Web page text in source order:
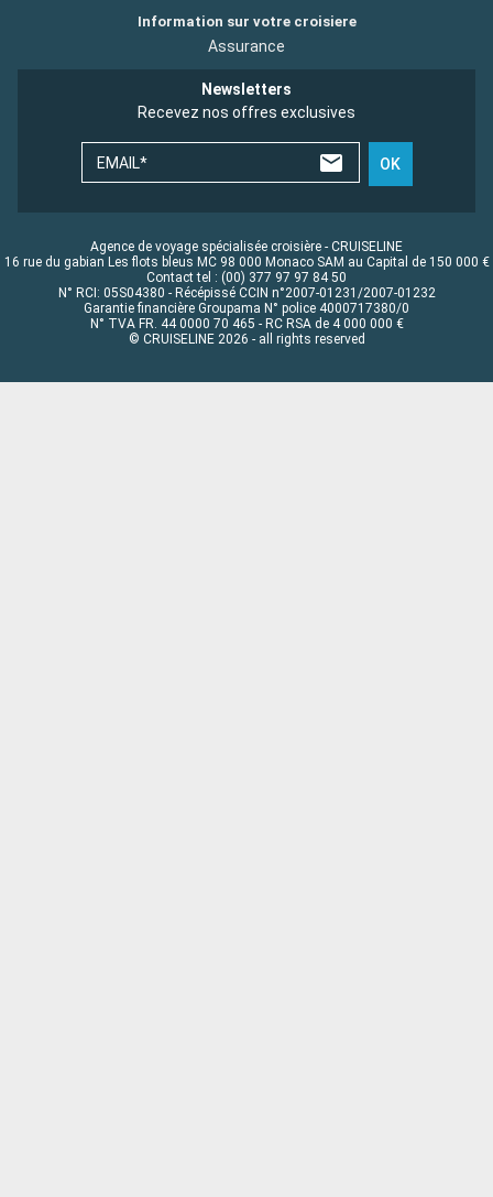
Information sur votre croisiere
Assurance
Newsletters
Recevez nos offres exclusives
EMAIL* OK
Agence de voyage spécialisée croisière - CRUISELINE
16 rue du gabian Les flots bleus MC 98 000 Monaco SAM au Capital de 150 000 €
Contact tel : (00) 377 97 97 84 50
N° RCI: 05S04380 - Récépissé CCIN n°2007-01231/2007-01232
Garantie financière Groupama N° police 4000717380/0
N° TVA FR. 44 0000 70 465 - RC RSA de 4 000 000 €
© CRUISELINE 2026 - all rights reserved